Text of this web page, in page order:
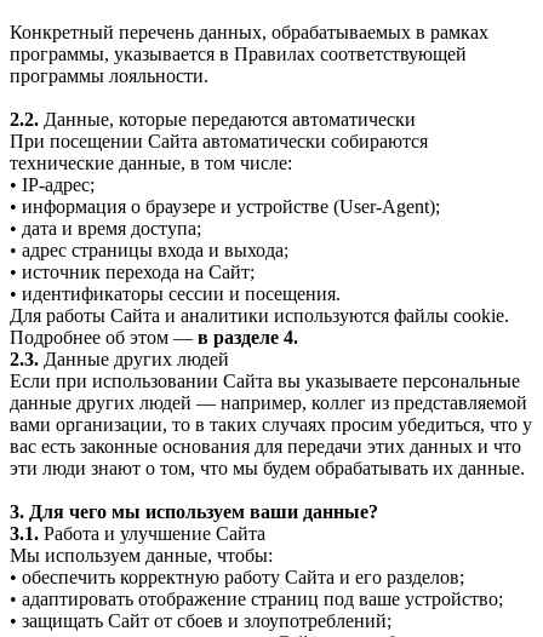
Конкретный перечень данных, обрабатываемых в рамках
программы, указывается в Правилах соответствующей
программы лояльности.
2.2. Данные, которые передаются автоматически
При посещении Сайта автоматически собираются
технические данные, в том числе:
• IP-адрес;
• информация о браузере и устройстве (User-Agent);
• дата и время доступа;
• адрес страницы входа и выхода;
• источник перехода на Сайт;
• идентификаторы сессии и посещения.
Для работы Сайта и аналитики используются файлы cookie.
Подробнее об этом — в разделе 4.
2.3. Данные других людей
Если при использовании Сайта вы указываете персональные
данные других людей — например, коллег из представляемой
вами организации, то в таких случаях просим убедиться, что у
вас есть законные основания для передачи этих данных и что
эти люди знают о том, что мы будем обрабатывать их данные.
3. Для чего мы используем ваши данные?
3.1. Работа и улучшение Сайта
Мы используем данные, чтобы:
• обеспечить корректную работу Сайта и его разделов;
• адаптировать отображение страниц под ваше устройство;
• защищать Сайт от сбоев и злоупотреблений;